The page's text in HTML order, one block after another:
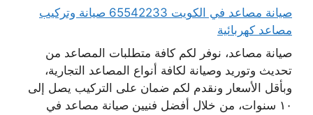
صيانة مصاعد في الكويت 65542233 صيانة وتركيب
مصاعد كهربائية
صيانة مصاعد، نوفر لكم كافة متطلبات المصاعد من
تحديث وتوريد وصيانة لكافة أنواع المصاعد التجارية،
وبأقل الأسعار ونقدم لكم ضمان على التركيب يصل إلى
١٠ سنوات، من خلال أفضل فنيين صيانة مصاعد في